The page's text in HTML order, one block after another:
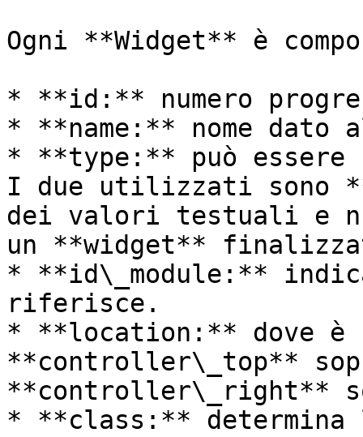
Ogni **Widget** è
* **id:** numero
* **name:** nome dato
* **type:** può
I due utilizzati sono
dei valori testuali e
un **widget**
* **id\_module:**
riferisce.
* **location:** dove è
**controller\_top**
**controller\_right**
* **class:** determina